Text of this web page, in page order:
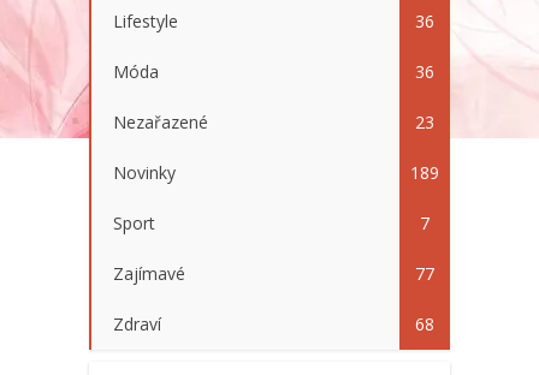
Lifestyle 36
Móda 36
Nezařazené 23
Novinky 189
Sport 7
Zajímavé 77
Zdraví 68